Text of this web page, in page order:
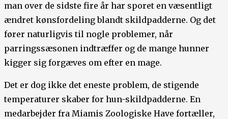
man over de sidste fire år har sporet en væsentligt
ændret kønsfordeling blandt skildpadderne. Og det
fører naturligvis til nogle problemer, når
parringssæsonen indtræffer og de mange hunner
kigger sig forgæves om efter en mage.
Det er dog ikke det eneste problem, de stigende
temperaturer skaber for hun-skildpadderne. En
medarbejder fra Miamis Zoologiske Have fortæller,